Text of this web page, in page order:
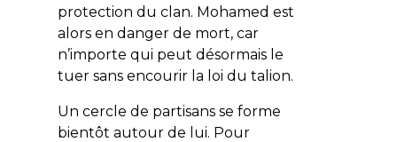
protection du clan. Mohamed est
alors en danger de mort, car
n’importe qui peut désormais le
tuer sans encourir la loi du talion.
Un cercle de partisans se forme
bientôt autour de lui. Pour